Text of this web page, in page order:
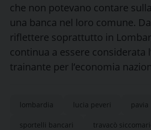
che non potevano contare
una banca nel loro comune.
riflettere soprattutto in
continua a essere considerata
trainante per l’economia
lombardia lucia peveri pavia
sportelli bancari travacò